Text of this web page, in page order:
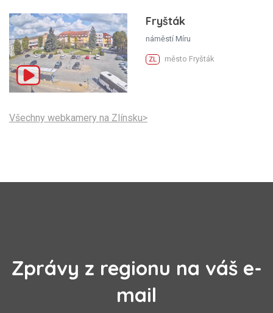
Fryšták
náměstí Míru
ZL město Fryšták
Všechny webkamery na Zlínsku>
Zprávy z regionu na váš e-
mail